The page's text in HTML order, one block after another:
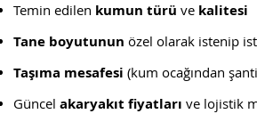
Temin edilen kumun türü ve kalitesi
Tane boyutunun özel olarak istenip
Taşıma mesafesi (kum ocağından
Güncel akaryakıt fiyatları ve lojistik